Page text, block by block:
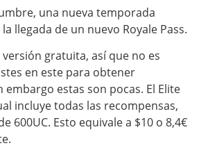
una nueva temporada
llegada de un nuevo Royale Pass.
versión gratuita, así que no es
en este para obtener
embargo estas son pocas. El Elite
incluye todas las recompensas,
600UC. Esto equivale a $10 o 8,4€